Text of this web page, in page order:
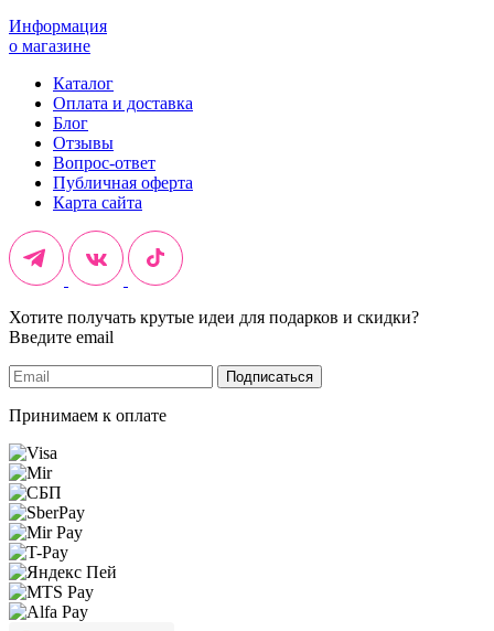
Информация
о магазине
Каталог
Оплата и доставка
Блог
Отзывы
Вопрос-ответ
Публичная оферта
Карта сайта
Хотите получать крутые идеи для подарков и скидки?
Введите email
Подписаться
Принимаем к оплате